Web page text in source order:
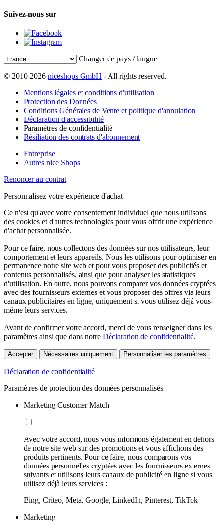
Suivez-nous sur
Changer de pays / langue
© 2010-2026 niceshops GmbH - All rights reserved.
Mentions légales et conditions d'utilisation
Protection des Données
Conditions Générales de Vente et politique d'annulation
Déclaration d'accessibilité
Paramètres de confidentialité
Résiliation des contrats d'abonnement
Entreprise
Autres nice Shops
Renoncer au contrat
Personnalisez votre expérience d'achat
Ce n'est qu'avec votre consentement individuel que nous utilisons
des cookies et d'autres technologies pour vous offrir une expérience
d'achat personnalisée.
Pour ce faire, nous collectons des données sur nos utilisateurs, leur
comportement et leurs appareils. Nous les utilisons pour optimiser en
permanence notre site web et pour vous proposer des publicités et
contenus personnalisés, ainsi que pour analyser les statistiques
d'utilisation. En outre, nous pouvons comparer vos données cryptées
avec des fournisseurs externes et vous proposer des offres via leurs
canaux publicitaires en ligne, uniquement si vous utilisez déjà vous-
même leurs services.
Avant de confirmer votre accord, merci de vous renseigner dans les
paramètres ainsi que dans notre Déclaration de confidentialité.
Accepter Nécessaires uniquement Personnaliser les paramètres
Déclaration de confidentialité
Paramètres de protection des données personnalisés
Marketing Customer Match
Avec votre accord, nous vous informons également en dehors
de notre site web sur des promotions et vous affichons des
produits pertinents. Pour ce faire, nous comparons vos
données personnelles cryptées avec les fournisseurs externes
suivants et utilisons leurs canaux de publicité en ligne si vous
utilisez déjà leurs services :
Bing, Criteo, Meta, Google, LinkedIn, Pinterest, TikTok
Marketing